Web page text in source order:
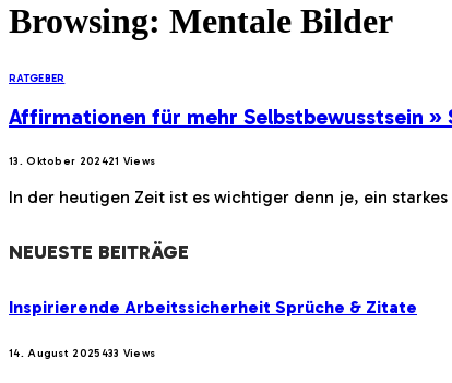
Browsing: Mentale Bilder
RATGEBER
Affirmationen für mehr Selbstbewusstsein
13. Oktober 202421 Views
In der heutigen Zeit ist es wichtiger denn je, ein
NEUESTE BEITRÄGE
Inspirierende Arbeitssicherheit Sprüche & Zitate
14. August 2025433 Views